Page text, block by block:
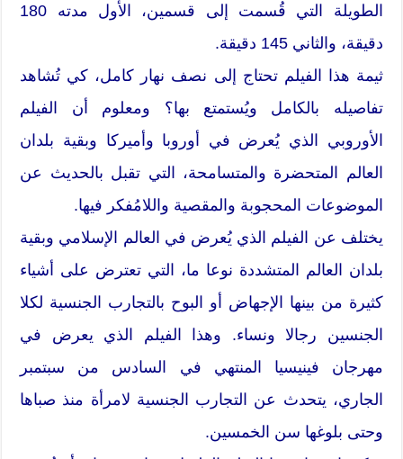
الطويلة التي قُسمت إلى قسمين، الأول مدته 180
دقيقة، والثاني 145 دقيقة.
ثيمة هذا الفيلم تحتاج إلى نصف نهار كامل، كي تُشاهد
تفاصيله بالكامل ويُستمتع بها؟ ومعلوم أن الفيلم
الأوروبي الذي يُعرض في أوروبا وأميركا وبقية بلدان
العالم المتحضرة والمتسامحة، التي تقبل بالحديث عن
الموضوعات المحجوبة والمقصية واللامُفكر فيها.
يختلف عن الفيلم الذي يُعرض في العالم الإسلامي وبقية
بلدان العالم المتشددة نوعا ما، التي تعترض على أشياء
كثيرة من بينها الإجهاض أو البوح بالتجارب الجنسية لكلا
الجنسين رجالا ونساء. وهذا الفيلم الذي يعرض في
مهرجان فينيسيا المنتهي في السادس من سبتمبر
الجاري، يتحدث عن التجارب الجنسية لامرأة منذ صباها
وحتى بلوغها سن الخمسين.